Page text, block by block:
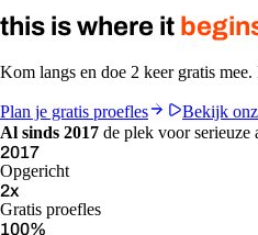
this is where it
Kom langs en doe 2 keer gratis
Plan je gratis proefles
Bekijk
Al sinds 2017 de plek voor serieuze
2017
Opgericht
2x
Gratis proefles
100%